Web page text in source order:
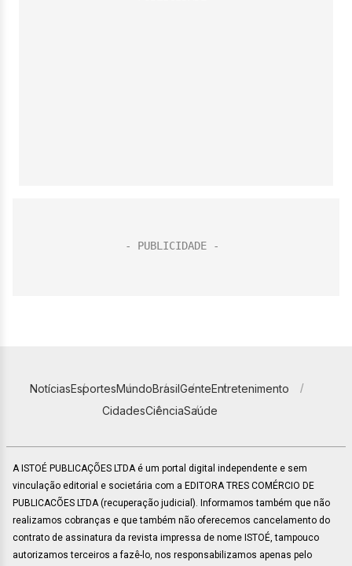
NotíciasEsportesMundoBrasilGenteEntretenimento
CidadesCiênciaSaúde
A ISTOÉ PUBLICAÇÕES LTDA é um portal digital independente e sem
vinculação editorial e societária com a EDITORA TRES COMÉRCIO DE
PUBLICACÕES LTDA (recuperação judicial). Informamos também que não
realizamos cobranças e que também não oferecemos cancelamento do
contrato de assinatura da revista impressa de nome ISTOÉ, tampouco
autorizamos terceiros a fazê-lo, nos responsabilizamos apenas pelo